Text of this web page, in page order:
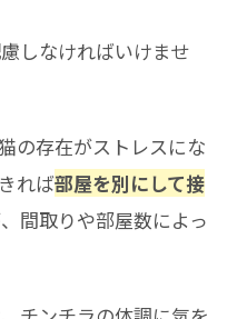
しなければいけませ
の存在がストレスにな
れば部屋を別にして接
間取りや部屋数によっ